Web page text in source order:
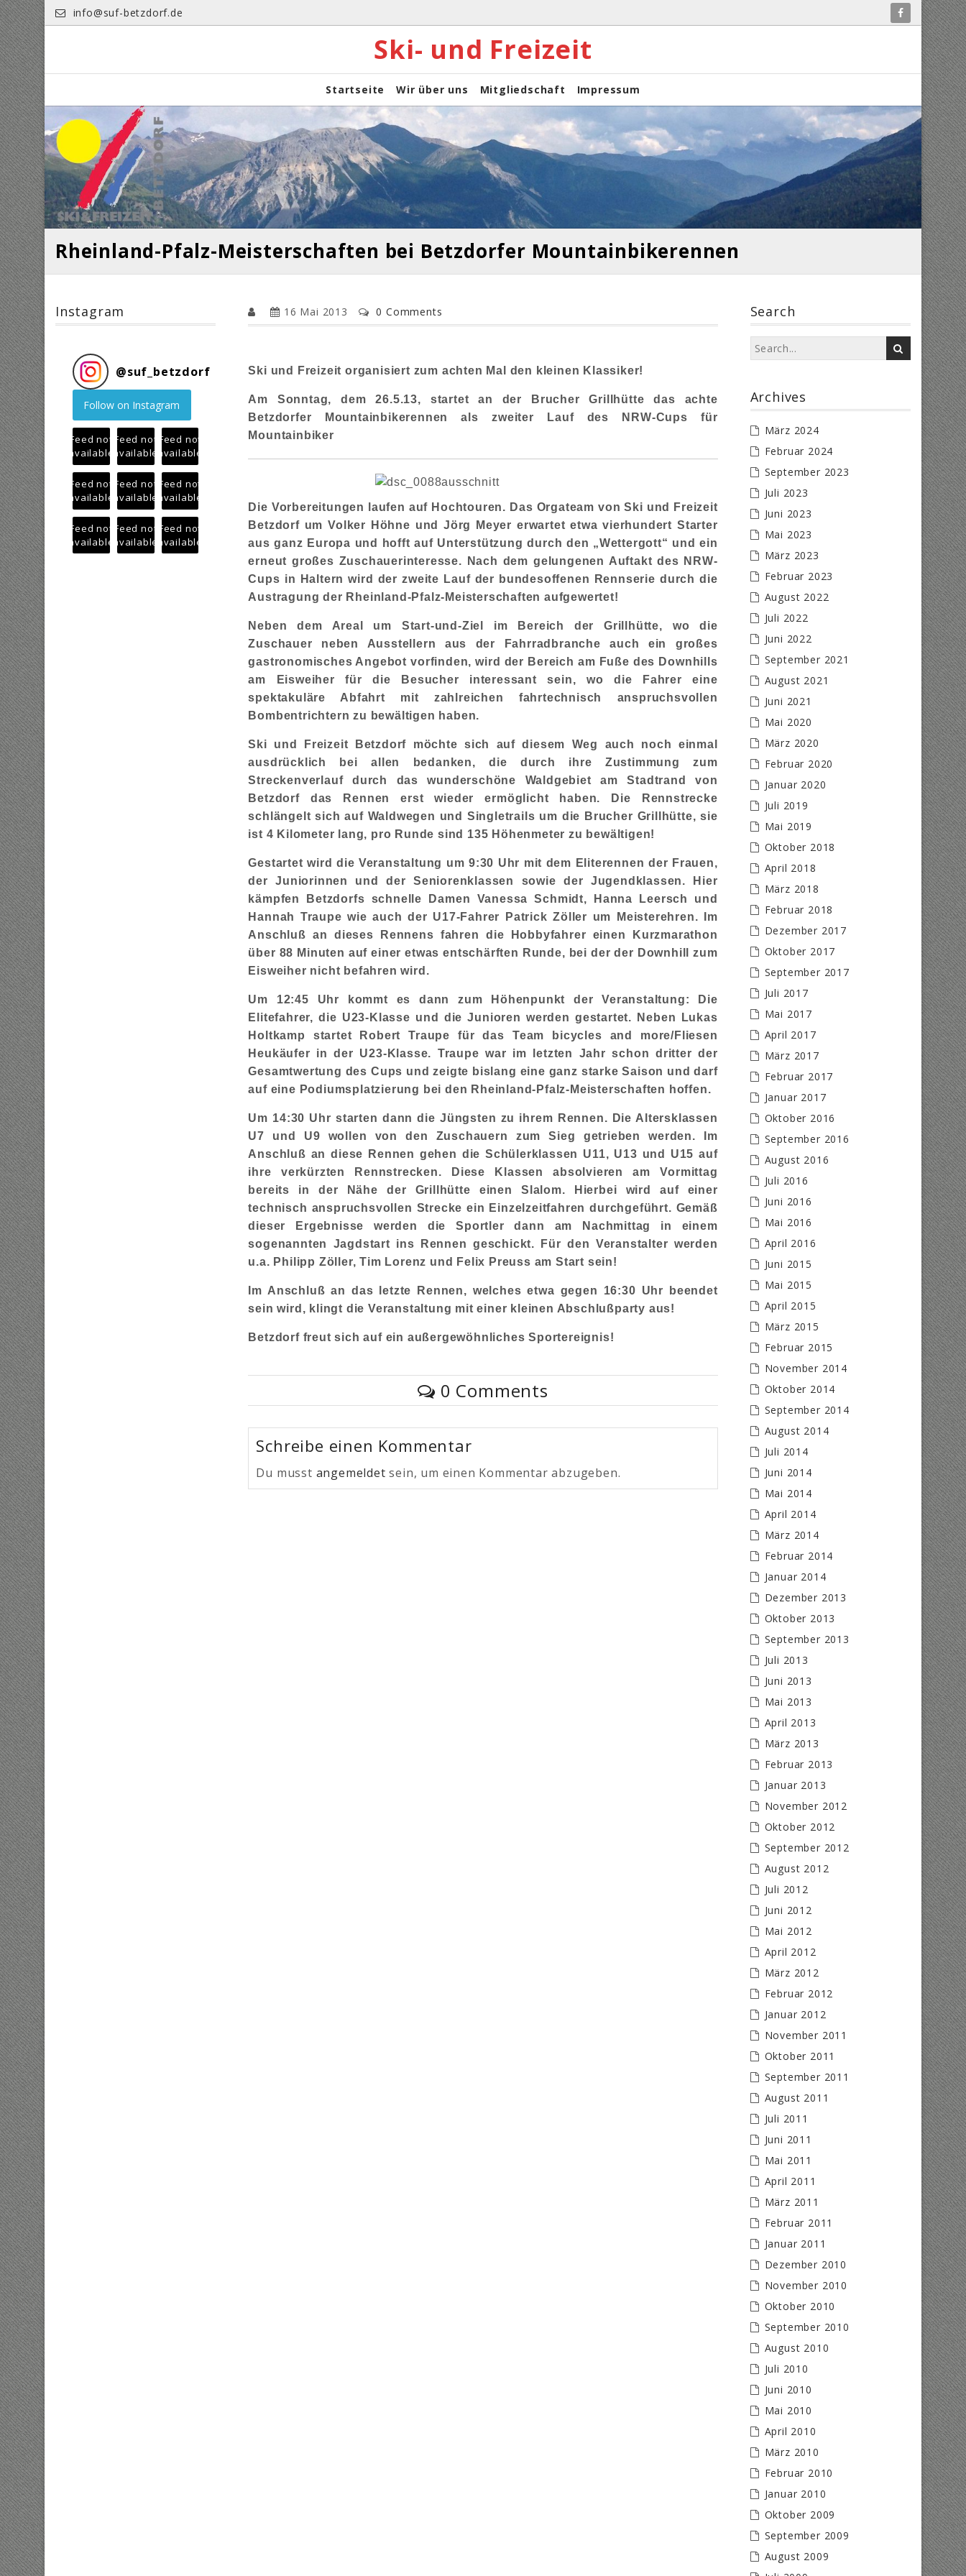
Skip
to
content
info@suf-betzdorf.de
Ski- und Freizeit
Startseite Wir über uns Mitgliedschaft Impressum
Rheinland-Pfalz-Meisterschaften bei Betzdorfer Mountainbikerennen
16 Mai 2013 0 Comments
Ski und Freizeit organisiert zum achten Mal den kleinen Klassiker!
Am Sonntag, dem 26.5.13, startet an der Brucher Grillhütte das achte
Betzdorfer Mountainbikerennen als zweiter Lauf des NRW-Cups für
Mountainbiker
Die Vorbereitungen laufen auf Hochtouren. Das Orgateam von Ski und Freizeit
Betzdorf um Volker Höhne und Jörg Meyer erwartet etwa vierhundert Starter
aus ganz Europa und hofft auf Unterstützung durch den „Wettergott“ und ein
erneut großes Zuschauerinteresse. Nach dem gelungenen Auftakt des NRW-
Cups in Haltern wird der zweite Lauf der bundesoffenen Rennserie durch die
Austragung der Rheinland-Pfalz-Meisterschaften aufgewertet!
Neben dem Areal um Start-und-Ziel im Bereich der Grillhütte, wo die
Zuschauer neben Ausstellern aus der Fahrradbranche auch ein großes
gastronomisches Angebot vorfinden, wird der Bereich am Fuße des Downhills
am Eisweiher für die Besucher interessant sein, wo die Fahrer eine
spektakuläre Abfahrt mit zahlreichen fahrtechnisch anspruchsvollen
Bombentrichtern zu bewältigen haben.
Ski und Freizeit Betzdorf möchte sich auf diesem Weg auch noch einmal
ausdrücklich bei allen bedanken, die durch ihre Zustimmung zum
Streckenverlauf durch das wunderschöne Waldgebiet am Stadtrand von
Betzdorf das Rennen erst wieder ermöglicht haben. Die Rennstrecke
schlängelt sich auf Waldwegen und Singletrails um die Brucher Grillhütte, sie
ist 4 Kilometer lang, pro Runde sind 135 Höhenmeter zu bewältigen!
Gestartet wird die Veranstaltung um 9:30 Uhr mit dem Eliterennen der Frauen,
der Juniorinnen und der Seniorenklassen sowie der Jugendklassen. Hier
kämpfen Betzdorfs schnelle Damen Vanessa Schmidt, Hanna Leersch und
Hannah Traupe wie auch der U17-Fahrer Patrick Zöller um Meisterehren. Im
Anschluß an dieses Rennens fahren die Hobbyfahrer einen Kurzmarathon
über 88 Minuten auf einer etwas entschärften Runde, bei der der Downhill zum
Eisweiher nicht befahren wird.
Um 12:45 Uhr kommt es dann zum Höhenpunkt der Veranstaltung: Die
Elitefahrer, die U23-Klasse und die Junioren werden gestartet. Neben Lukas
Holtkamp startet Robert Traupe für das Team bicycles and more/Fliesen
Heukäufer in der U23-Klasse. Traupe war im letzten Jahr schon dritter der
Gesamtwertung des Cups und zeigte bislang eine ganz starke Saison und darf
auf eine Podiumsplatzierung bei den Rheinland-Pfalz-Meisterschaften hoffen.
Um 14:30 Uhr starten dann die Jüngsten zu ihrem Rennen. Die Altersklassen
U7 und U9 wollen von den Zuschauern zum Sieg getrieben werden. Im
Anschluß an diese Rennen gehen die Schülerklassen U11, U13 und U15 auf
ihre verkürzten Rennstrecken. Diese Klassen absolvieren am Vormittag
bereits in der Nähe der Grillhütte einen Slalom. Hierbei wird auf einer
technisch anspruchsvollen Strecke ein Einzelzeitfahren durchgeführt. Gemäß
dieser Ergebnisse werden die Sportler dann am Nachmittag in einem
sogenannten Jagdstart ins Rennen geschickt. Für den Veranstalter werden
u.a. Philipp Zöller, Tim Lorenz und Felix Preuss am Start sein!
Im Anschluß an das letzte Rennen, welches etwa gegen 16:30 Uhr beendet
sein wird, klingt die Veranstaltung mit einer kleinen Abschlußparty aus!
Betzdorf freut sich auf ein außergewöhnliches Sportereignis!
0 Comments
Schreibe einen Kommentar
Du musst angemeldet sein, um einen Kommentar abzugeben.
Instagram
@suf_betzdorf
Follow on Instagram
Feed not
available
Feed not
available
Feed not
available
Feed not
available
Feed not
available
Feed not
available
Feed not
available
Feed not
available
Feed not
available
Search
Archives
März 2024
Februar 2024
September 2023
Juli 2023
Juni 2023
Mai 2023
März 2023
Februar 2023
August 2022
Juli 2022
Juni 2022
September 2021
August 2021
Juni 2021
Mai 2020
März 2020
Februar 2020
Januar 2020
Juli 2019
Mai 2019
Oktober 2018
April 2018
März 2018
Februar 2018
Dezember 2017
Oktober 2017
September 2017
Juli 2017
Mai 2017
April 2017
März 2017
Februar 2017
Januar 2017
Oktober 2016
September 2016
August 2016
Juli 2016
Juni 2016
Mai 2016
April 2016
Juni 2015
Mai 2015
April 2015
März 2015
Februar 2015
November 2014
Oktober 2014
September 2014
August 2014
Juli 2014
Juni 2014
Mai 2014
April 2014
März 2014
Februar 2014
Januar 2014
Dezember 2013
Oktober 2013
September 2013
Juli 2013
Juni 2013
Mai 2013
April 2013
März 2013
Februar 2013
Januar 2013
November 2012
Oktober 2012
September 2012
August 2012
Juli 2012
Juni 2012
Mai 2012
April 2012
März 2012
Februar 2012
Januar 2012
November 2011
Oktober 2011
September 2011
August 2011
Juli 2011
Juni 2011
Mai 2011
April 2011
März 2011
Februar 2011
Januar 2011
Dezember 2010
November 2010
Oktober 2010
September 2010
August 2010
Juli 2010
Juni 2010
Mai 2010
April 2010
März 2010
Februar 2010
Januar 2010
Oktober 2009
September 2009
August 2009